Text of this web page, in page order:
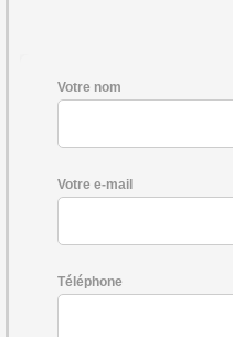
Votre nom
Votre e-mail
Téléphone